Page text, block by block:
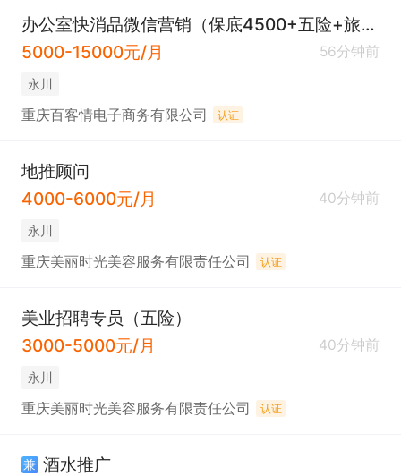
用微信 / 电话对接公司分配的企业客户，倾听并挖掘
客户法务需求；
遇到有兴趣的意向客户，同步给师父，靠 AI 工具 +
师父协助，推荐适配的法务套餐、推进签约；
务需求，拿复购提成。
有销售热情：愿意主动跟客户沟通，能接受正常工作
节奏，不抵触业绩目标；
—— 怕没经验？师父 + AI 全程帮！怕没客源？公司
办公室快消品微信营销（保底4500+五险+旅游）
5000-15000元/月
56分钟前
永川
重庆百客情电子商务有限公司 认证
地推顾问
4000-6000元/月
40分钟前
永川
重庆美丽时光美容服务有限责任公司 认证
美业招聘专员（五险）
3000-5000元/月
40分钟前
永川
重庆美丽时光美容服务有限责任公司 认证
兼 酒水推广